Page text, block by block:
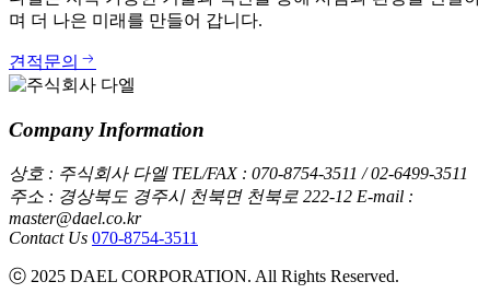
며 더 나은 미래를 만들어 갑니다.
견적문의
Company Information
상호 : 주식회사 다엘 TEL/FAX : 070-8754-3511 / 02-6499-3511
주소 : 경상북도 경주시 천북면 천북로 222-12 E-mail :
master@dael.co.kr
Contact Us 070-8754-3511
ⓒ 2025 DAEL CORPORATION. All Rights Reserved.